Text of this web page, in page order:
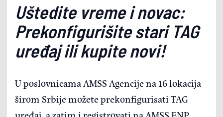
Uštedite vreme i novac:
Prekonfigurišite stari TAG
uređaj ili kupite novi!
U poslovnicama AMSS Agencije na 16 lokacija
širom Srbije možete prekonfigurisati TAG